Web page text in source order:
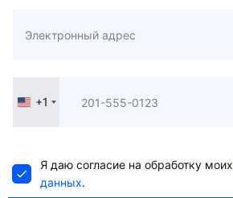
United
+1
Я даю согласие на обработку моих
данных.